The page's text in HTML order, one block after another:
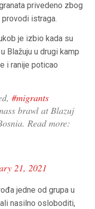
privedeno zbog
istraga.
je izbio kada su
Blažuju u drugi kamp
i ranije poticao
#migrants
brawl at Blazuj
Read more:
21, 2021
jedne od grupa u
nasilno osloboditi,